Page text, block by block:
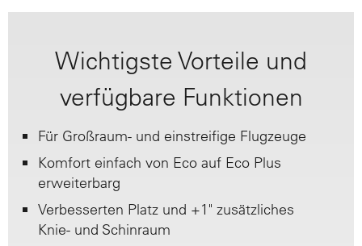
Wichtigste Vorteile und
verfügbare Funktionen
Für Großraum- und einstreifige Flugzeuge
Komfort einfach von Eco auf Eco Plus
erweiterbarg
Verbesserten Platz und +1" zusätzliches
Knie- und Schinraum